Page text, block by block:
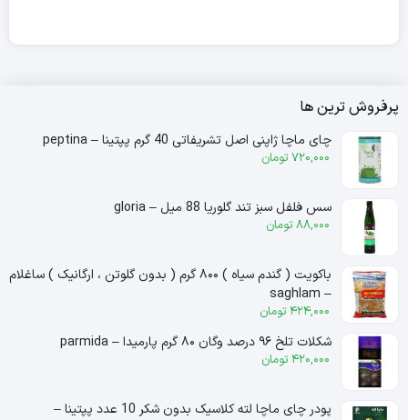
پرفروش ترین ها
چای ماچا ژاپنی اصل تشریفاتی 40 گرم پپتینا – peptina
720,000 تومان
سس فلفل سبز تند گلوریا 88 میل – gloria
88,000 تومان
باکویت ( گندم سیاه ) ۸۰۰ گرم ( بدون گلوتن ، ارگانیک ) ساغلام
– saghlam
424,000 تومان
شکلات تلخ ۹۶ درصد وگان ۸۰ گرم پارمیدا – parmida
420,000 تومان
پودر چای ماچا لته کلاسیک بدون شکر 10 عدد پپتینا –